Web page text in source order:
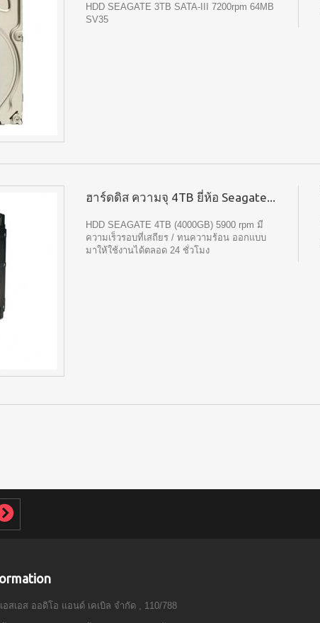
HDD SEAGATE 3TB SATA-III 7200rpm 64MB
SV35
ฮาร์ดดิส ความจุ 4TB ยี่ห้อ Seagate...
HDD SEAGATE 4TB (4000GB) 5900 rpm มี
ความเร็วรอบที่เสถียร / ทนความร้อน ออกแบบ
มาให้ใช้งานได้ตลอด 24 ชั่วโมง
อสเอส ออดิโอ แอนด์ เคเบิล จำกัด , 110/788